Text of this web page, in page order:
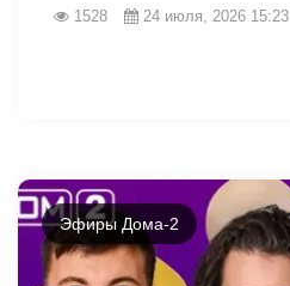
1528 24 июля, 2026 15:23
Эфиры Дома-2